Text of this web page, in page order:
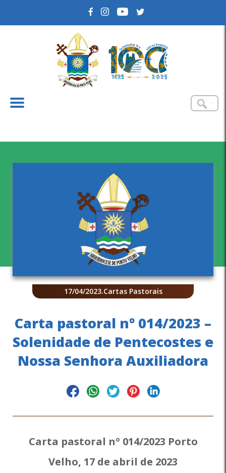
17/04/2023.Cartas Pastorais
Carta pastoral nº 014/2023 –
Solenidade de Pentecostes e
Nossa Senhora Auxiliadora
Carta pastoral nº 014/2023 Porto
Velho, 17 de abril de 2023